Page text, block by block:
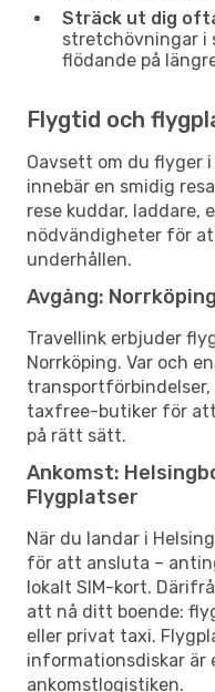
Sträck ut dig
stretchövningar i
flödande på
Flygtid och
Oavsett om du flyger
innebär en smidig
rese kuddar, laddare,
nödvändigheter för
underhållen.
Avgång:
Travellink erbjuder
Norrköping. Var och
taxfree-butiker för
på rätt sätt.
Ankomst:
Flygplatser
När du landar i
för att ansluta –
lokalt SIM-kort.
att nå ditt boende:
eller privat taxi.
informationsdiskar är
ankomstlogistiken.